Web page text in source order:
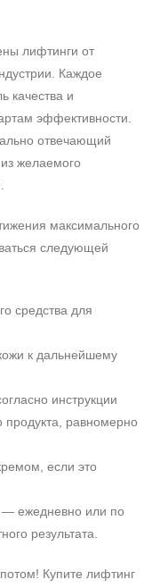
лифтинги от
Каждое
качества и
эффективности.
отвечающий
желаемого
максимального
следующей
средства для
к дальнейшему
инструкции
продукта, равномерно
если это
— ежедневно или по
результата.
Купите лифтинг